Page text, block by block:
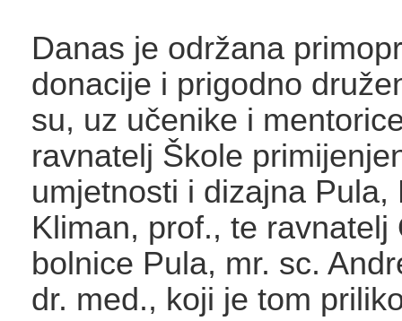
Danas je održana
donacije i prigodno
su, uz učenike i
ravnatelj Škole
umjetnosti i dizajna Pula,
Kliman, prof., te ravnatelj
bolnice Pula, mr. sc.
dr. med., koji je tom